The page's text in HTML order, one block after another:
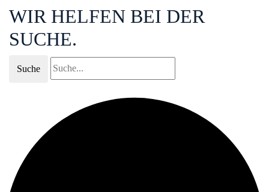
WIR HELFEN BEI DER
SUCHE.
Suche